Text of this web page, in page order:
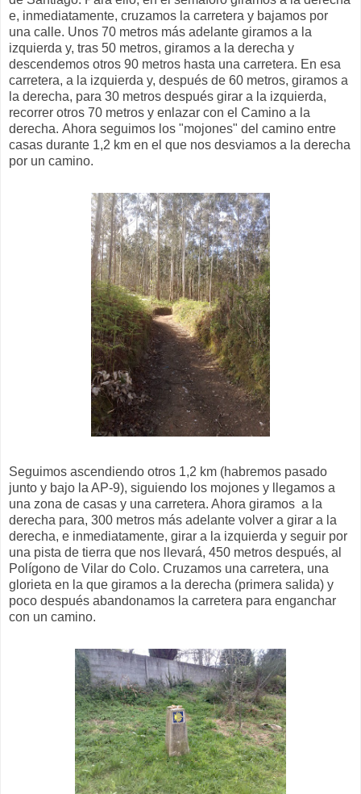
e, inmediatamente, cruzamos la carretera y bajamos por
una calle. Unos 70 metros más adelante giramos a la
izquierda y, tras 50 metros, giramos a la derecha y
descendemos otros 90 metros hasta una carretera. En esa
carretera, a la izquierda y, después de 60 metros, giramos a
la derecha, para 30 metros después girar a la izquierda,
recorrer otros 70 metros y enlazar con el Camino a la
derecha. Ahora seguimos los "mojones" del camino entre
casas durante 1,2 km en el que nos desviamos a la derecha
por un camino.
Seguimos ascendiendo otros 1,2 km (habremos pasado
junto y bajo la AP-9), siguiendo los mojones y llegamos a
una zona de casas y una carretera. Ahora giramos a la
derecha para, 300 metros más adelante volver a girar a la
derecha, e inmediatamente, girar a la izquierda y seguir por
una pista de tierra que nos llevará, 450 metros después, al
Polígono de Vilar do Colo. Cruzamos una carretera, una
glorieta en la que giramos a la derecha (primera salida) y
poco después abandonamos la carretera para enganchar
con un camino.